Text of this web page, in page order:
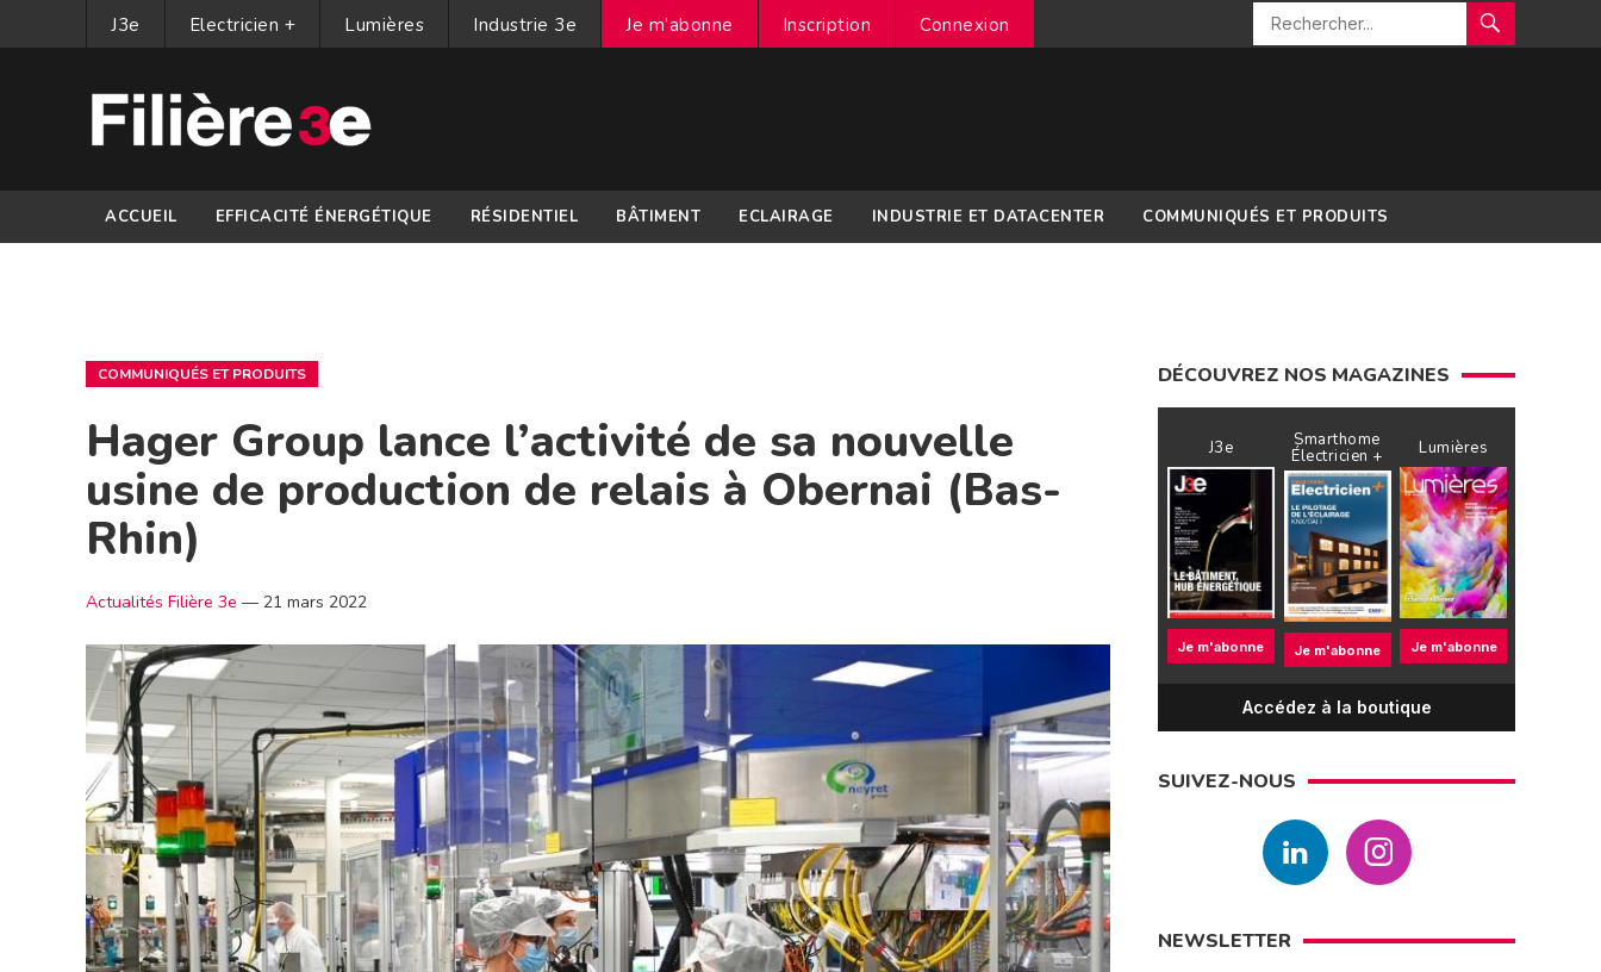
J3e Electricien + Lumières Industrie 3e Je m’abonne Inscription Connexion
ACCUEIL EFFICACITÉ ÉNERGÉTIQUE RÉSIDENTIEL BÂTIMENT ECLAIRAGE INDUSTRIE ET DATACENTER COMMUNIQUÉS ET PRODUITS
COMMUNIQUÉS ET PRODUITS
Hager Group lance l’activité de sa nouvelle
usine de production de relais à Obernai (Bas-
Rhin)
Actualités Filière 3e — 21 mars 2022
DÉCOUVREZ NOS MAGAZINES
J3e
Je m'abonne
Smarthome
Électricien +
Je m'abonne
Lumières
Je m'abonne
Accédez à la boutique
SUIVEZ-NOUS
NEWSLETTER